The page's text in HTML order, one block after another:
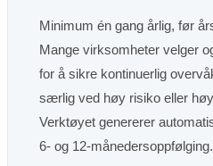
Minimum én gang årlig, før
Mange virksomheter velger
for å sikre kontinuerlig
særlig ved høy risiko eller
Verktøyet genererer
6- og 12-månedersoppfølging.